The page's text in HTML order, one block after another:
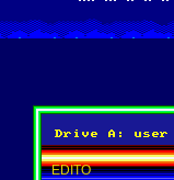
EDITO